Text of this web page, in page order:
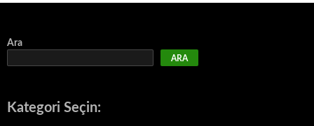
Ara
ARA
Kategori Seçin: